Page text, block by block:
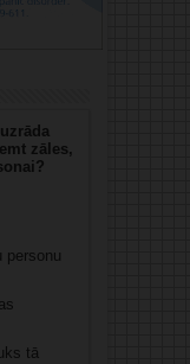
zāles,
personu
tā